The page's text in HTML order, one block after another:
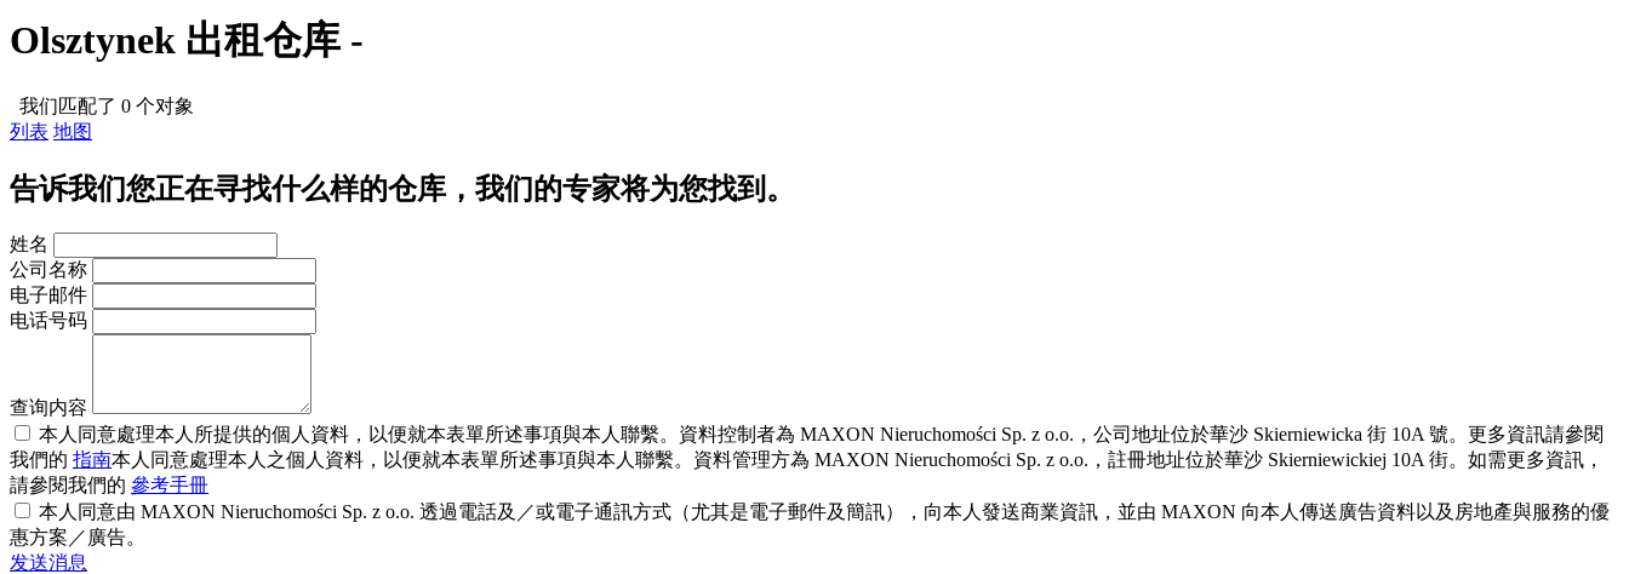
Olsztynek 出租仓库 -
我们匹配了 0 个对象
列表 地图
告诉我们您正在寻找什么样的仓库，我们的专家将为您找到。
姓名
公司名称
电子邮件
电话号码
查询内容
本人同意處理本人所提供的個人資料，以便就本表單所述事項與本人聯繫。資料控制者為 MAXON Nieruchomości Sp. z o.o.，公司地址位於華沙 Skierniewicka 街 10A 號。更多資訊請參閱
我們的 指南本人同意處理本人之個人資料，以便就本表單所述事項與本人聯繫。資料管理方為 MAXON Nieruchomości Sp. z o.o.，註冊地址位於華沙 Skierniewickiej 10A 街。如需更多資訊，
請參閱我們的 參考手冊
本人同意由 MAXON Nieruchomości Sp. z o.o. 透過電話及／或電子通訊方式（尤其是電子郵件及簡訊），向本人發送商業資訊，並由 MAXON 向本人傳送廣告資料以及房地產與服務的優
惠方案／廣告。
发送消息